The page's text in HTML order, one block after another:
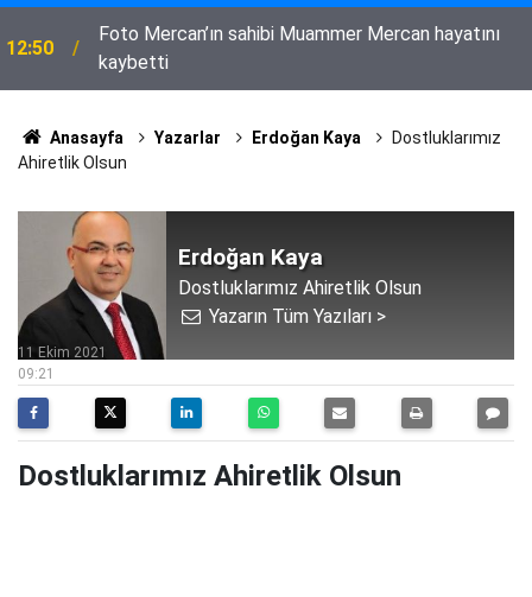
12:50
Foto Mercan’ın sahibi Muammer Mercan hayatını
kaybetti
Anasayfa Yazarlar Erdoğan Kaya
Dostluklarımız
Ahiretlik Olsun
Erdoğan Kaya
Dostluklarımız Ahiretlik Olsun
Yazarın Tüm Yazıları >
09:21
11 Ekim 2021
Dostluklarımız Ahiretlik Olsun